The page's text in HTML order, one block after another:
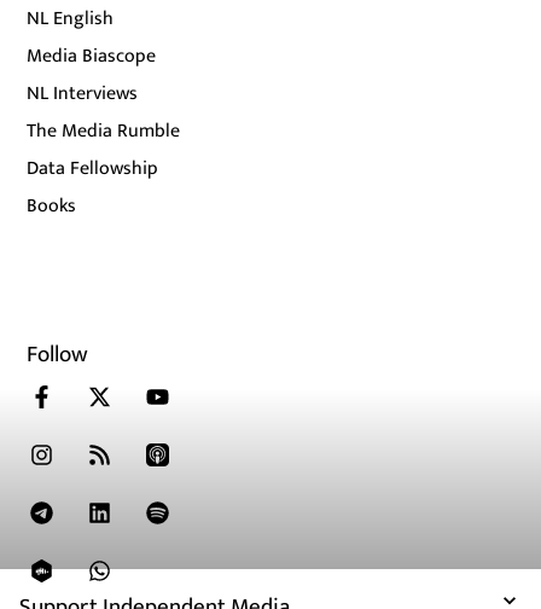
NL English
Media Biascope
NL Interviews
The Media Rumble
Data Fellowship
Books
Follow